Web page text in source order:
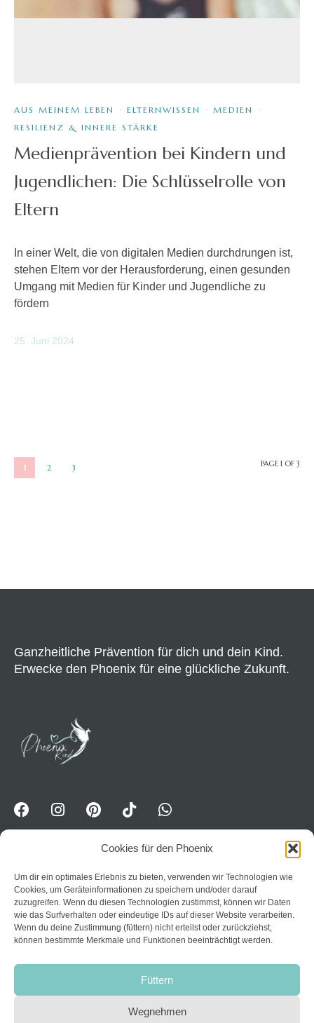
Cookies für den Phoenix
Um dir ein optimales Erlebnis zu bieten, verwenden wir Technologien wie
Cookies, um Geräteinformationen zu speichern und/oder darauf
zuzugreifen. Wenn du diesen Technologien zustimmst, können wir Daten
wie das Surfverhalten oder eindeutige IDs auf dieser Website verarbeiten.
Wenn du deine Zustimmung (füttern) nicht erteilst oder zurückziehst,
können bestimmte Merkmale und Funktionen beeinträchtigt werden.
Füttern
Wegnehmen
AUS MEINEM LEBEN · ELTERNWISSEN · MEDIEN
·
RESILIENZ & INNERE STÄRKE
Medienprävention bei Kindern und
Jugendlichen: Die Schlüsselrolle von
Eltern
In einer Welt, die von digitalen Medien durchdrungen ist,
stehen Eltern vor der Herausforderung, einen gesunden
Umgang mit Medien für Kinder und Jugendliche zu
fördern
25. Juni 2024
1 2 3 PAGE 1 OF 3
Ganzheitliche Prävention für dich und dein Kind.
Erwecke den Phoenix für eine glückliche Zukunft.
WhatsApp-Kanal für Erwavhsene: Jetzt Impulse
erhalten:
Trete dem Kanal PhoenixPower bei
Home
Kontakt
Datenschutzerklärung
AGB
Impressum
Widerruf